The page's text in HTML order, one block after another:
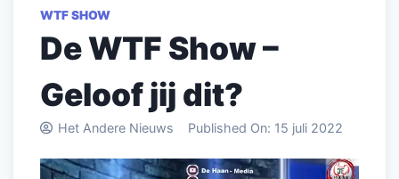
WTF SHOW
De WTF Show –
Geloof jij dit?
Het Andere Nieuws Published On: 15 juli 2022
Videospeler